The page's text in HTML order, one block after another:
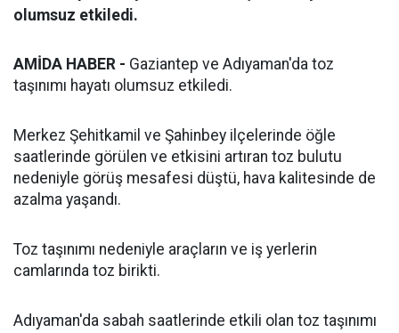
olumsuz etkiledi.
AMİDA HABER - Gaziantep ve Adıyaman'da toz
taşınımı hayatı olumsuz etkiledi.
Merkez Şehitkamil ve Şahinbey ilçelerinde öğle
saatlerinde görülen ve etkisini artıran toz bulutu
nedeniyle görüş mesafesi düştü, hava kalitesinde de
azalma yaşandı.
Toz taşınımı nedeniyle araçların ve iş yerlerin
camlarında toz birikti.
Adıyaman'da sabah saatlerinde etkili olan toz taşınımı